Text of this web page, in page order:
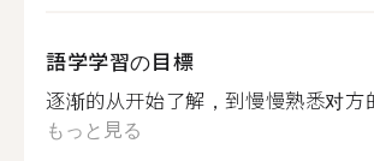
語学学習の目標
逐渐的从开始了解，到慢慢熟悉对方
もっと見る